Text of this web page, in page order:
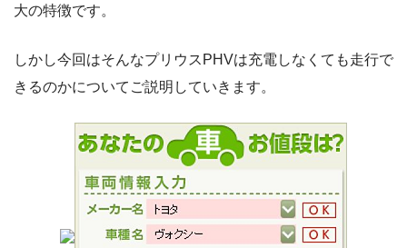
大の特徴です。
しかし今回はそんなプリウスPHVは充電しなくても走行で
きるのかについてご説明していきます。